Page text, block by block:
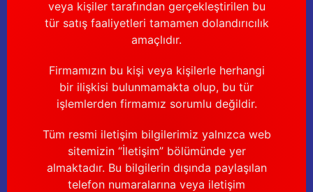
veya kişiler tarafından gerçekleştirilen bu
tür satış faaliyetleri tamamen dolandırıcılık
amaçlıdır.
Firmamızın bu kişi veya kişilerle herhangi
bir ilişkisi bulunmamakta olup, bu tür
işlemlerden firmamız sorumlu değildir.
Tüm resmi iletişim bilgilerimiz yalnızca web
sitemizin “İletişim” bölümünde yer
almaktadır. Bu bilgilerin dışında paylaşılan
telefon numaralarına veya iletişim